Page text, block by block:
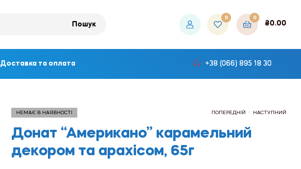
Пошук
0 0
₴0.00
Доставка та оплата +38 (066) 895 18 30
ПОПЕРЕДНІЙ НАСТУПНИЙ
НЕМАЄ В НАЯВНОСТІ
Донат “Американо” карамельний
декором та арахісом, 65г